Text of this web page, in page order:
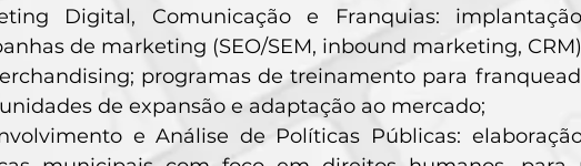
Digital, Comunicação e Franquias:
de marketing (SEO/SEM, inbound marketing,
programas de treinamento para
de expansão e adaptação ao mercado;
e Análise de Políticas Públicas: